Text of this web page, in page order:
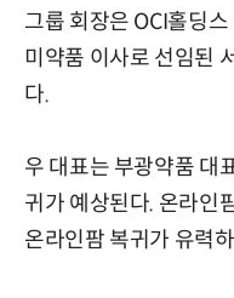
그룹 회장은 OCI홀딩
미약품 이사로 선임된
다.
우 대표는 부광약품 대
귀가 예상된다. 온라인
온라인팜 복귀가 유력